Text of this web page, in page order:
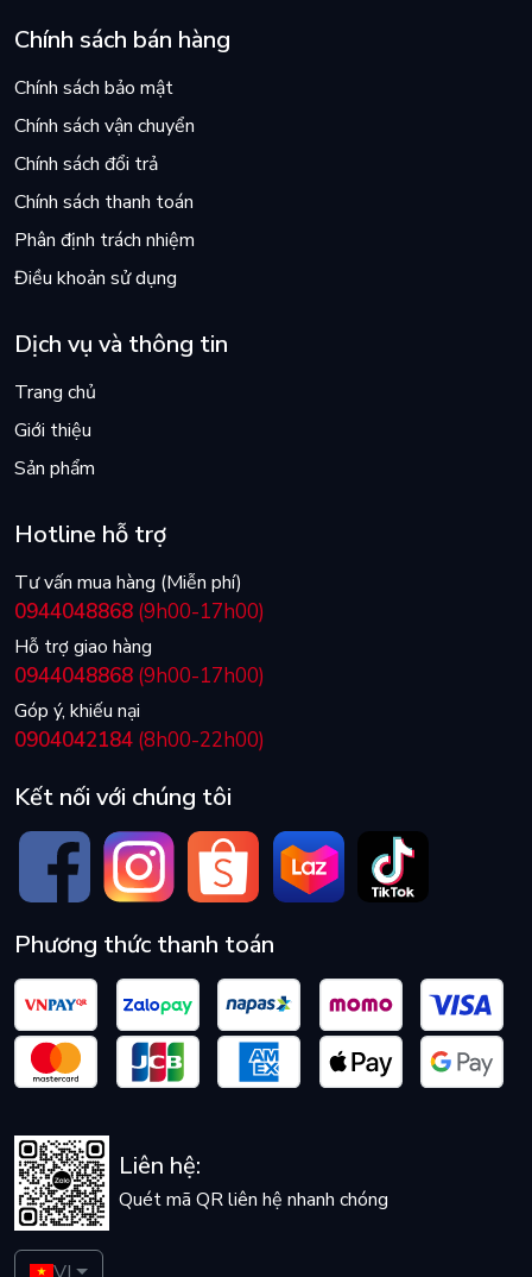
Chính sách bán hàng
Chính sách bảo mật
Chính sách vận chuyển
Chính sách đổi trả
Chính sách thanh toán
Phân định trách nhiệm
Điều khoản sử dụng
Dịch vụ và thông tin
Trang chủ
Giới thiệu
Sản phẩm
Hotline hỗ trợ
Tư vấn mua hàng (Miễn phí)
0944048868 (9h00-17h00)
Hỗ trợ giao hàng
0944048868 (9h00-17h00)
Góp ý, khiếu nại
0904042184 (8h00-22h00)
Kết nối với chúng tôi
Phương thức thanh toán
Liên hệ:
Quét mã QR liên hệ nhanh chóng